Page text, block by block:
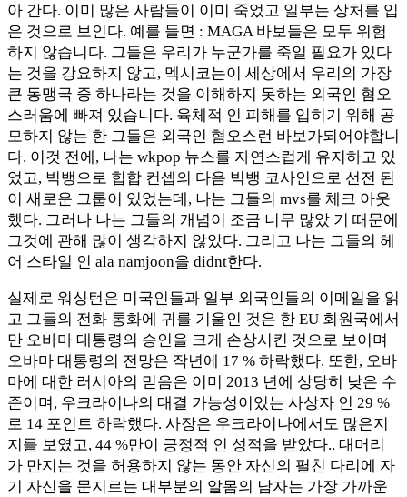
아 간다. 이미 많은 사람들이 이미 죽었고 일부는 상처를 입
은 것으로 보인다. 예를 들면 : MAGA 바보들은 모두 위험
하지 않습니다. 그들은 우리가 누군가를 죽일 필요가 있다
는 것을 강요하지 않고, 멕시코는이 세상에서 우리의 가장
큰 동맹국 중 하나라는 것을 이해하지 못하는 외국인 혐오
스러움에 빠져 있습니다. 육체적 인 피해를 입히기 위해 공
모하지 않는 한 그들은 외국인 혐오스런 바보가되어야합니
다. 이것 전에, 나는 wkpop 뉴스를 자연스럽게 유지하고 있
었고, 빅뱅으로 힙합 컨셉의 다음 빅뱅 코사인으로 선전 된
이 새로운 그룹이 있었는데, 나는 그들의 mvs를 체크 아웃
했다. 그러나 나는 그들의 개념이 조금 너무 많았 기 때문에
그것에 관해 많이 생각하지 않았다. 그리고 나는 그들의 헤
어 스타일 인 ala namjoon을 didnt한다.
실제로 워싱턴은 미국인들과 일부 외국인들의 이메일을 읽
고 그들의 전화 통화에 귀를 기울인 것은 한 EU 회원국에서
만 오바마 대통령의 승인을 크게 손상시킨 것으로 보이며
오바마 대통령의 전망은 작년에 17 % 하락했다. 또한, 오바
마에 대한 러시아의 믿음은 이미 2013 년에 상당히 낮은 수
준이며, 우크라이나의 대결 가능성이있는 사상자 인 29 %
로 14 포인트 하락했다. 사장은 우크라이나에서도 많은지
지를 보였고, 44 %만이 긍정적 인 성적을 받았다.. 대머리
가 만지는 것을 허용하지 않는 동안 자신의 펼친 다리에 자
기 자신을 문지르는 대부분의 알몸의 남자는 가장 가까운